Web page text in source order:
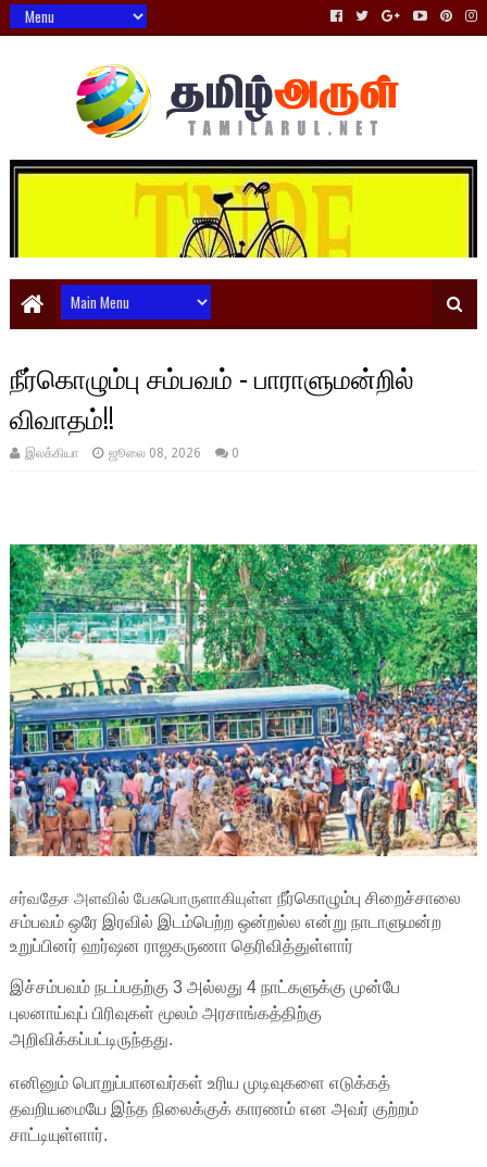
நீர்கொழும்பு சம்பவம் - பாராளுமன்றில்
விவாதம்!!
இலக்கியா ஜூலை 08, 2026 0
சர்வதேச அளவில் பேசுபொருளாகியுள்ள நீர்கொழும்பு சிறைச்சாலை
சம்பவம் ஒரே இரவில் இடம்பெற்ற ஒன்றல்ல என்று நாடாளுமன்ற
உறுப்பினர் ஹர்ஷன ராஜகருணா தெரிவித்துள்ளார்
இச்சம்பவம் நடப்பதற்கு 3 அல்லது 4 நாட்களுக்கு முன்பே
புலனாய்வுப் பிரிவுகள் மூலம் அரசாங்கத்திற்கு
அறிவிக்கப்பட்டிருந்தது.
எனினும் பொறுப்பானவர்கள் உரிய முடிவுகளை எடுக்கத்
தவறியமையே இந்த நிலைக்குக் காரணம் என அவர் குற்றம்
சாட்டியுள்ளார்.